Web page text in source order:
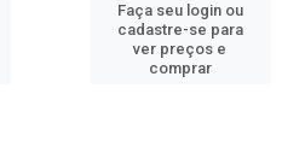
Faça seu login ou
cadastre-se para
ver preços e
comprar